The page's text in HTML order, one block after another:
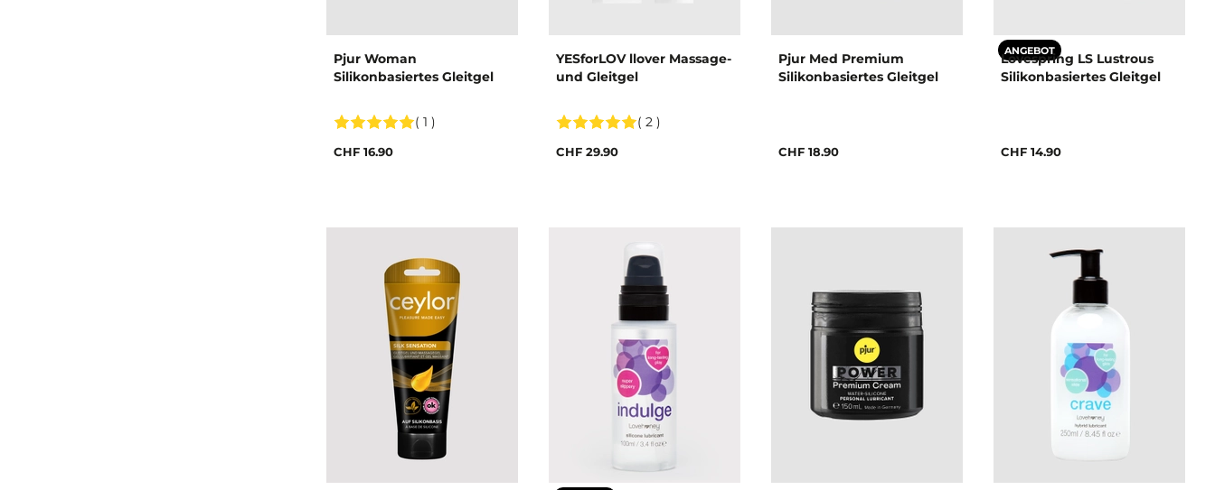
Pjur Woman
Silikonbasiertes Gleitgel
( 1 )
CHF 16.90
YESforLOV llover Massage-
und Gleitgel
( 2 )
CHF 29.90
Pjur Med Premium
Silikonbasiertes Gleitgel
CHF 18.90
ANGEBOT
Lovespring LS Lustrous
Silikonbasiertes Gleitgel
CHF 14.90